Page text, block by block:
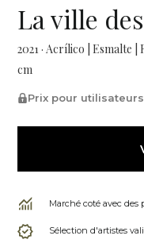
La ville
2021 · Acrílico | Esmalte
cm
Prix pour
Marché coté avec des
Sélection d'artistes